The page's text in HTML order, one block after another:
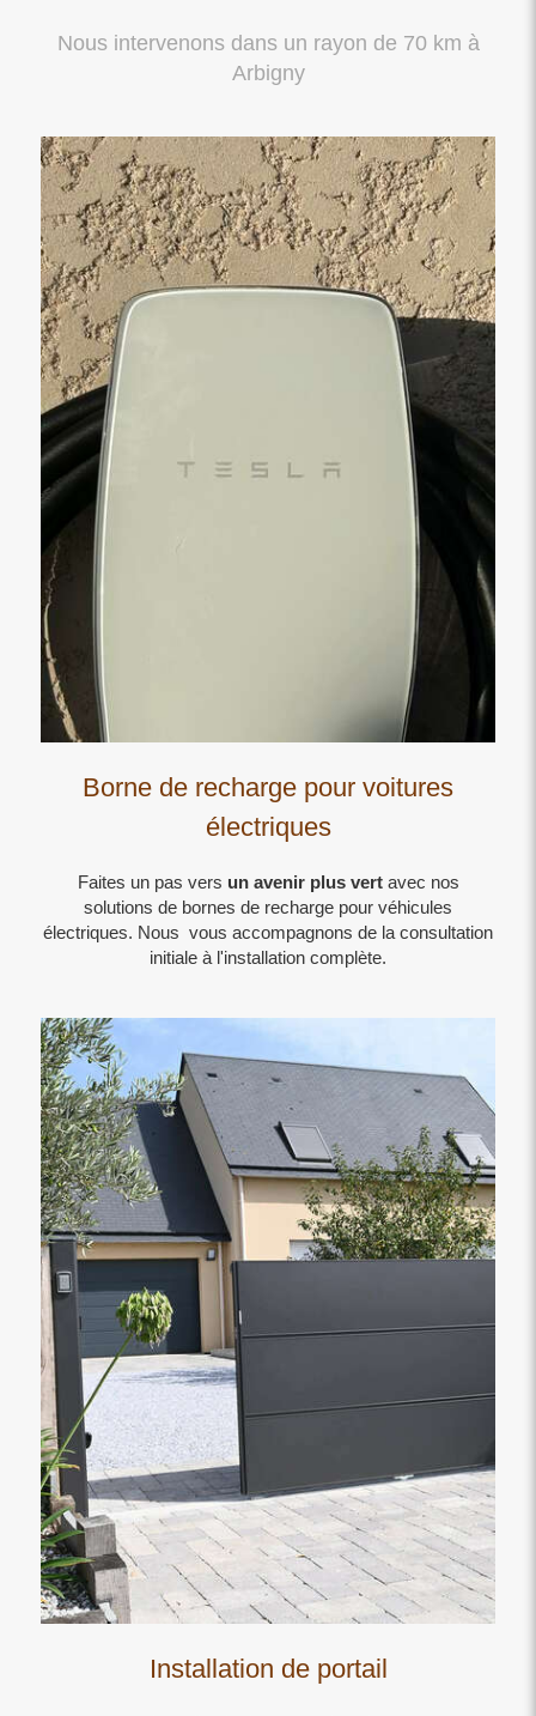
Nous intervenons dans un rayon de 70 km à
Arbigny
Borne de recharge pour voitures
électriques
Faites un pas vers un avenir plus vertavec nos
solutions de bornes de recharge pour véhicules
électriques. Nous vous accompagnons de la consultation
initiale à l'installation complète.
Installation de portail